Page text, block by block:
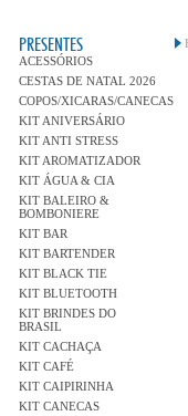
PRESENTES
ACESSÓRIOS
CESTAS DE NATAL 2026
COPOS/XICARAS/CANECAS
KIT ANIVERSÁRIO
KIT ANTI STRESS
KIT AROMATIZADOR
KIT ÁGUA & CIA
KIT BALEIRO &
BOMBONIERE
KIT BAR
KIT BARTENDER
KIT BLACK TIE
KIT BLUETOOTH
KIT BRINDES DO
BRASIL
KIT CACHAÇA
KIT CAFÉ
KIT CAIPIRINHA
KIT CANECAS